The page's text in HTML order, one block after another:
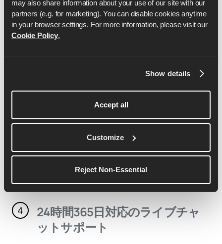
may also share information about your use of our site with our
partners (e.g. for marketing). You can disable cookies anytime
in your browser settings. For more information, please visit our
Cookie Policy.
Show details
Accept all
Customize
Reject Non-Essential
世界中の何千人ものランナーからなるプライベー
ト・コミュニティに参加することで、モチベーシ
ョンを維持し、説明責任を果たす。
さまに、ここだけの限定割引を提供しています
イベントや大会に参加する
ャルランクラブミーティングなど、直接参加でき
るランニングイベントに申し込む
4
24時間365日対応のライブチャ
ットサポート